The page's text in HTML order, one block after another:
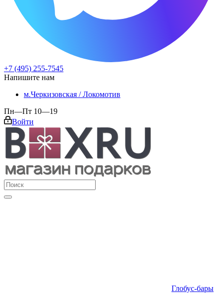
+7 (495) 255-7545
Напишите нам
м.Черкизовская / Локомотив
Пн—Пт 10—19
Войти
Глобус-бары